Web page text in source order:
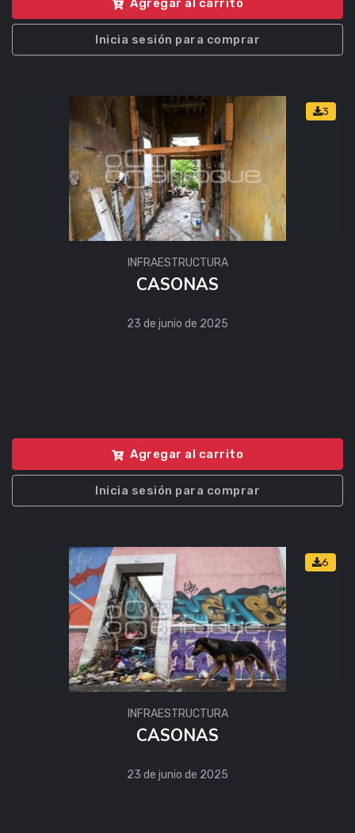
Agregar al carrito
Inicia sesión para comprar
3
INFRAESTRUCTURA
CASONAS
23 de junio de 2025
Agregar al carrito
Inicia sesión para comprar
6
INFRAESTRUCTURA
CASONAS
23 de junio de 2025